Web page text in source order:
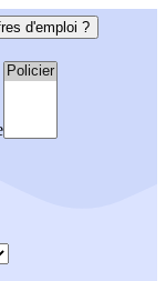
d'emploi ?